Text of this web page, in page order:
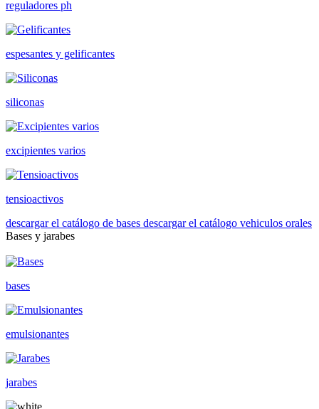
reguladores ph
espesantes y gelificantes
siliconas
excipientes varios
tensioactivos
descargar el catálogo de bases descargar el catálogo vehiculos orales
Bases y jarabes
bases
emulsionantes
jarabes